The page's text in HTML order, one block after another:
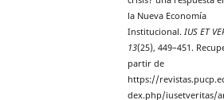
la Nueva Economía
Institucional. IUS ET
13(25), 449–451.
partir de
https://
dex.php/iusetveritas/